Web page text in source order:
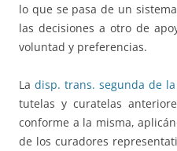
lo que se pasa de un
las decisiones a otro de
voluntad y preferencias.
La disp. trans. segunda de la
tutelas y curatelas
conforme a la misma,
de los curadores